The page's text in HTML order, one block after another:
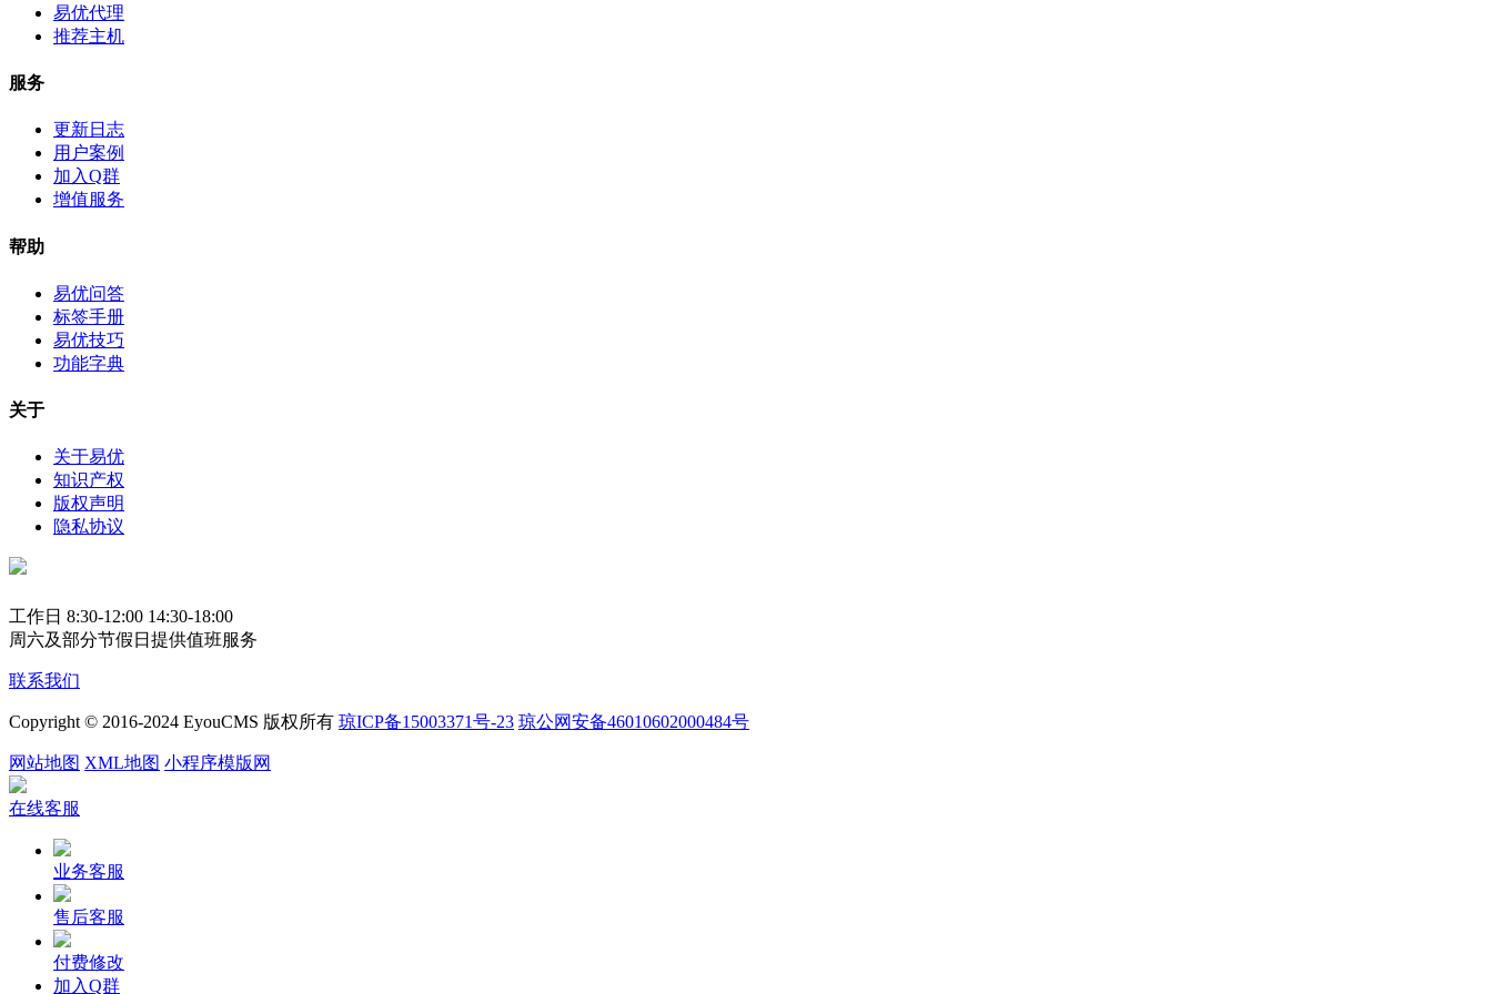
易优代理
推荐主机
服务
更新日志
用户案例
加入Q群
增值服务
帮助
易优问答
标签手册
易优技巧
功能字典
关于
关于易优
知识产权
版权声明
隐私协议
工作日 8:30-12:00 14:30-18:00
周六及部分节假日提供值班服务
联系我们
Copyright © 2016-2024 EyouCMS 版权所有 琼ICP备15003371号-23 琼公网安备46010602000484号
网站地图 XML地图 小程序模版网
在线客服
业务客服
售后客服
付费修改
加入Q群